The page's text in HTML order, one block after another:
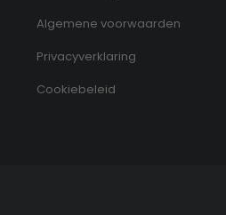
Algemene voorwaarden
Privacyverklaring
Cookiebeleid